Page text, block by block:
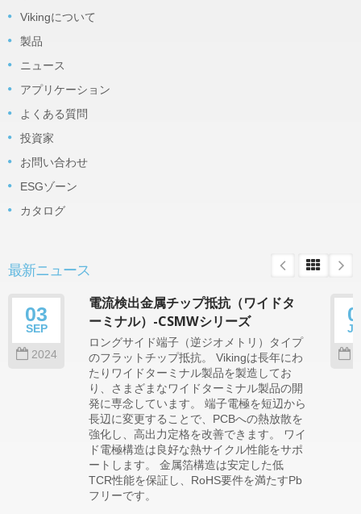
Vikingについて
製品
ニュース
アプリケーション
よくある質問
投資家
お問い合わせ
ESGゾーン
カタログ
最新ニュース
03
SEP
2024
電流検出金属チップ抵抗（ワイドタ
ーミナル）-CSMWシリーズ
ロングサイド端子（逆ジオメトリ）タイプ
のフラットチップ抵抗。 Vikingは長年にわ
たりワイドターミナル製品を製造してお
り、さまざまなワイドターミナル製品の開
発に専念しています。 端子電極を短辺から
長辺に変更することで、PCBへの熱放散を
強化し、高出力定格を改善できます。 ワイ
ド電極構造は良好な熱サイクル性能をサポ
ートします。 金属箔構造は安定した低
TCR性能を保証し、RoHS要件を満たすPb
フリーです。